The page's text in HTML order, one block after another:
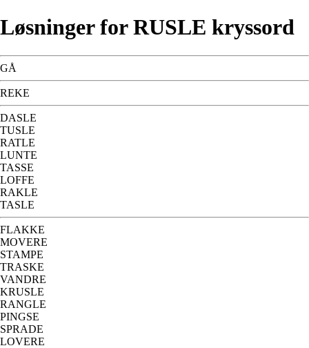
Løsninger for RUSLE kryssord
GÅ
REKE
DASLE
TUSLE
RATLE
LUNTE
TASSE
LOFFE
RAKLE
TASLE
FLAKKE
MOVERE
STAMPE
TRASKE
VANDRE
KRUSLE
RANGLE
PINGSE
SPRADE
LOVERE